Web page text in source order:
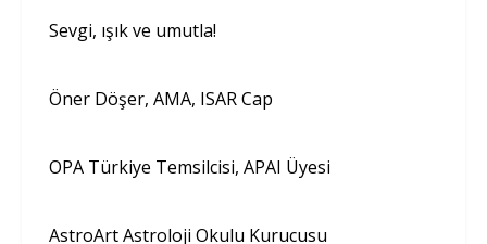
Sevgi, ışık ve umutla!
Öner Döşer, AMA, ISAR Cap
OPA Türkiye Temsilcisi, APAI Üyesi
AstroArt Astroloji Okulu Kurucusu